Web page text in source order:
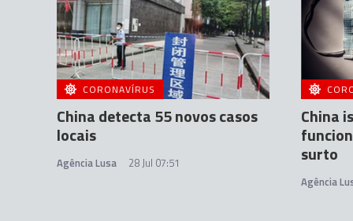
CORONAVÍRUS
China detecta 55 novos casos
locais
Agência Lusa 28 Jul 07:51
China
surto
Agência